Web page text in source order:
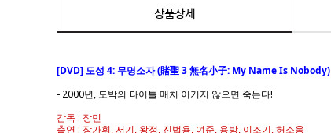
상품상세
[DVD] 도성 4: 무명소자 (賭聖 3 無名小子: My Name Is Nobody)
- 2000년, 도박의 타이틀 매치 이기지 않으면 죽는다!
감독 : 장민
출연 : 장가휘, 서기, 왕정, 진법용, 여준, 용방, 이조기, 허소웅